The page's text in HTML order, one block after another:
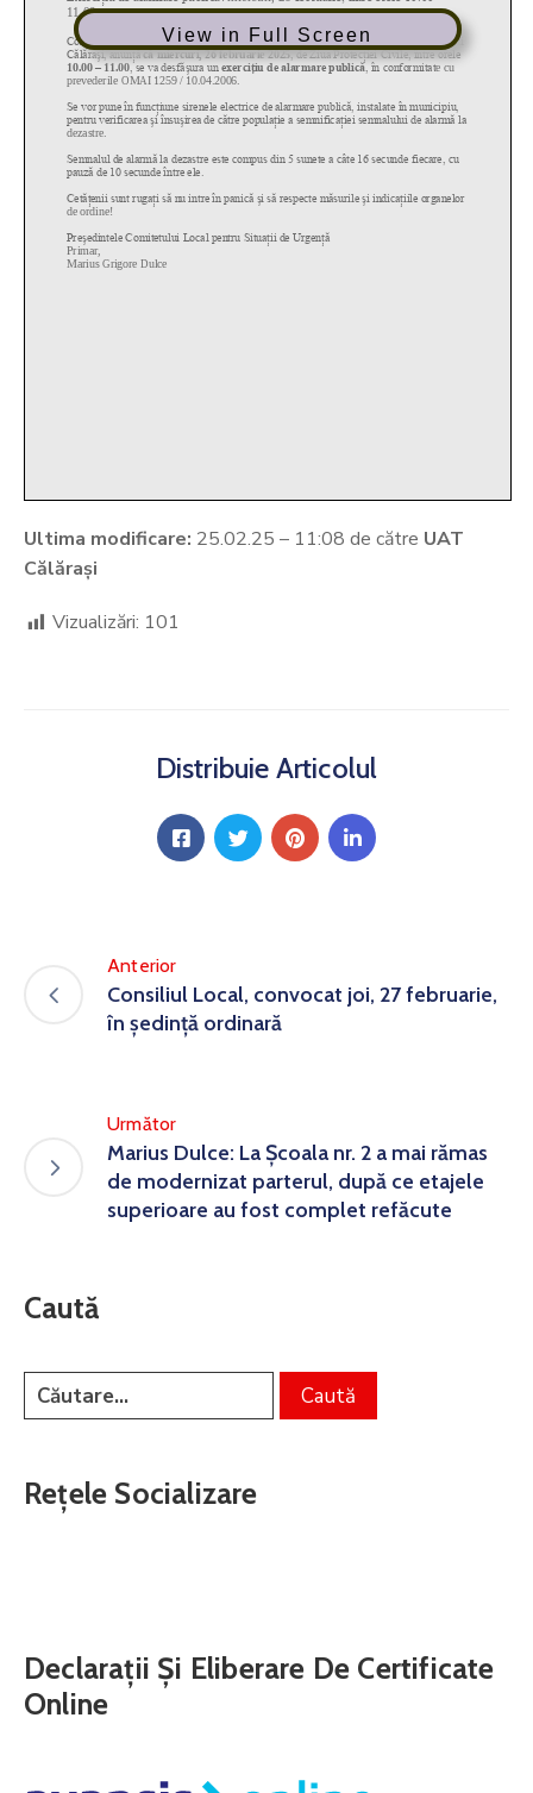
View in Full Screen
Ultima modificare: 25.02.25 – 11:08 de către UAT
Călărași
Vizualizări: 101
Distribuie Articolul
Anterior
Consiliul Local, convocat joi, 27 februarie,
în ședință ordinară
Următor
Marius Dulce: La Școala nr. 2 a mai rămas
de modernizat parterul, după ce etajele
superioare au fost complet refăcute
Caută
Rețele Socializare
Declarații Și Eliberare De Certificate
Online